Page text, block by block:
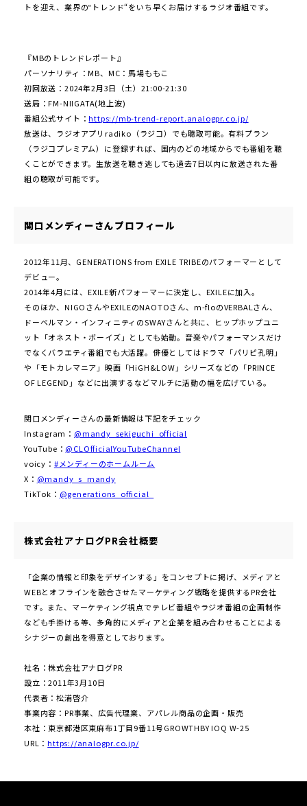
トを迎え、業界の‟トレンド“をいち早くお届けするラジオ番組です。
『MBのトレンドレポート』
パーソナリティ：MB、MC：馬場ももこ
初回放送：2024年2月3日（土）21:00-21:30
送局：FM-NIIGATA(地上波)
番組公式サイト：https://mb-trend-report.analogpr.co.jp/
放送は、ラジオアプリradiko（ラジコ）でも聴取可能。有料プラン
（ラジコプレミアム）に登録すれば、国内のどの地域からでも番組を聴
くことができます。生放送を聴き逃しても過去7日以内に放送された番
組の聴取が可能です。
関口メンディーさんプロフィール
2012年11月、GENERATIONS from EXILE TRIBEのパフォーマーとして
デビュー。
2014年4月には、EXILE新パフォーマーに決定し、EXILEに加入。
そのほか、NIGOさんやEXILEのNAOTOさん、m-floのVERBALさん、
ドーベルマン・インフィニティのSWAYさんと共に、ヒップホップユニ
ット「オネスト・ボーイズ」としても始動。音楽やパフォーマンスだけ
でなくバラエティ番組でも大活躍。俳優としてはドラマ「パリピ孔明」
や「モトカレマニア」映画「HiGH&LOW」シリーズなどの「PRINCE
OF LEGEND」などに出演するなどマルチに活動の幅を広げている。
関口メンディーさんの最新情報は下記をチェック
Instagram： @mandy_sekiguchi_official
YouTube： @CLOfficialYouTubeChannel
voicy： #メンディーのホームルーム
X： @mandy_s_mandy
TikTok： @generations_official_
株式会社アナログPR会社概要
「企業の情報と印象をデザインする」をコンセプトに掲げ、メディアと
WEBとオフラインを融合させたマーケティング戦略を提供するPR会社
です。また、マーケティング視点でテレビ番組やラジオ番組の企画制作
なども⼿掛ける等、多⾓的にメディアと企業を組み合わせることによる
シナジーの創出を得意としております。
社名：株式会社アナログPR
設⽴：2011年3⽉10⽇
代表者：松浦啓介
事業内容：PR事業、広告代理業、アパレル商品の企画・販売
本社：東京都港区東⿇布1丁⽬9番11号GROWTHBY IOQ W-25
URL：https://analogpr.co.jp/